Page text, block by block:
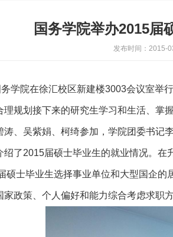
国务学院举办2015届
发布时间：2015-
学院在徐汇校区新建楼3003会议室举
理规划接下来的研究生学习和生活、掌
、吴紫娟、柯绮参加，学院团委书记
绍了2015届硕士毕业生的就业情况。
硕士毕业生选择事业单位和大型国企
政策、个人偏好和能力综合考虑求职方